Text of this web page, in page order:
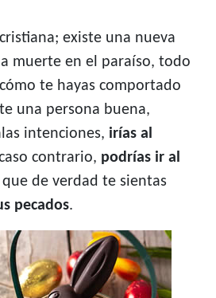
existe una nueva
muerte en el paraíso, todo
te hayas comportado
una persona buena,
intenciones, irías al
contrario, podrías ir al
de verdad te sientas
pecados.